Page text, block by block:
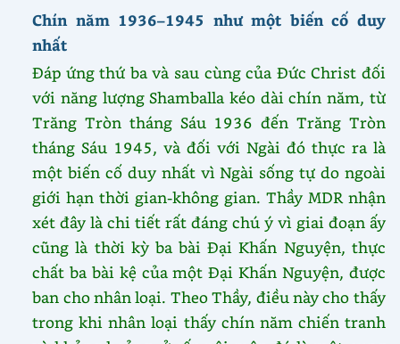
Chín năm 1936–1945 như một biến cố duy
nhất
Đáp ứng thứ ba và sau cùng của Đức Christ đối
với năng lượng Shamballa kéo dài chín năm, từ
Trăng Tròn tháng Sáu 1936 đến Trăng Tròn
tháng Sáu 1945, và đối với Ngài đó thực ra là
một biến cố duy nhất vì Ngài sống tự do ngoài
giới hạn thời gian-không gian. Thầy MDR nhận
xét đây là chi tiết rất đáng chú ý vì giai đoạn ấy
cũng là thời kỳ ba bài Đại Khấn Nguyện, thực
chất ba bài kệ của một Đại Khấn Nguyện, được
ban cho nhân loại. Theo Thầy, điều này cho thấy
trong khi nhân loại thấy chín năm chiến tranh